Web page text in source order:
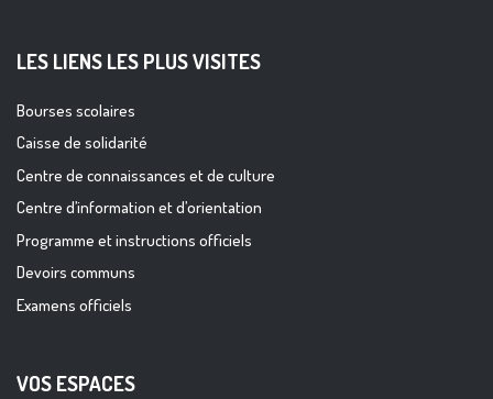
LES LIENS LES PLUS VISITES
Bourses scolaires
Caisse de solidarité
Centre de connaissances et de culture
Centre d’information et d’orientation
Programme et instructions officiels
Devoirs communs
Examens officiels
VOS ESPACES